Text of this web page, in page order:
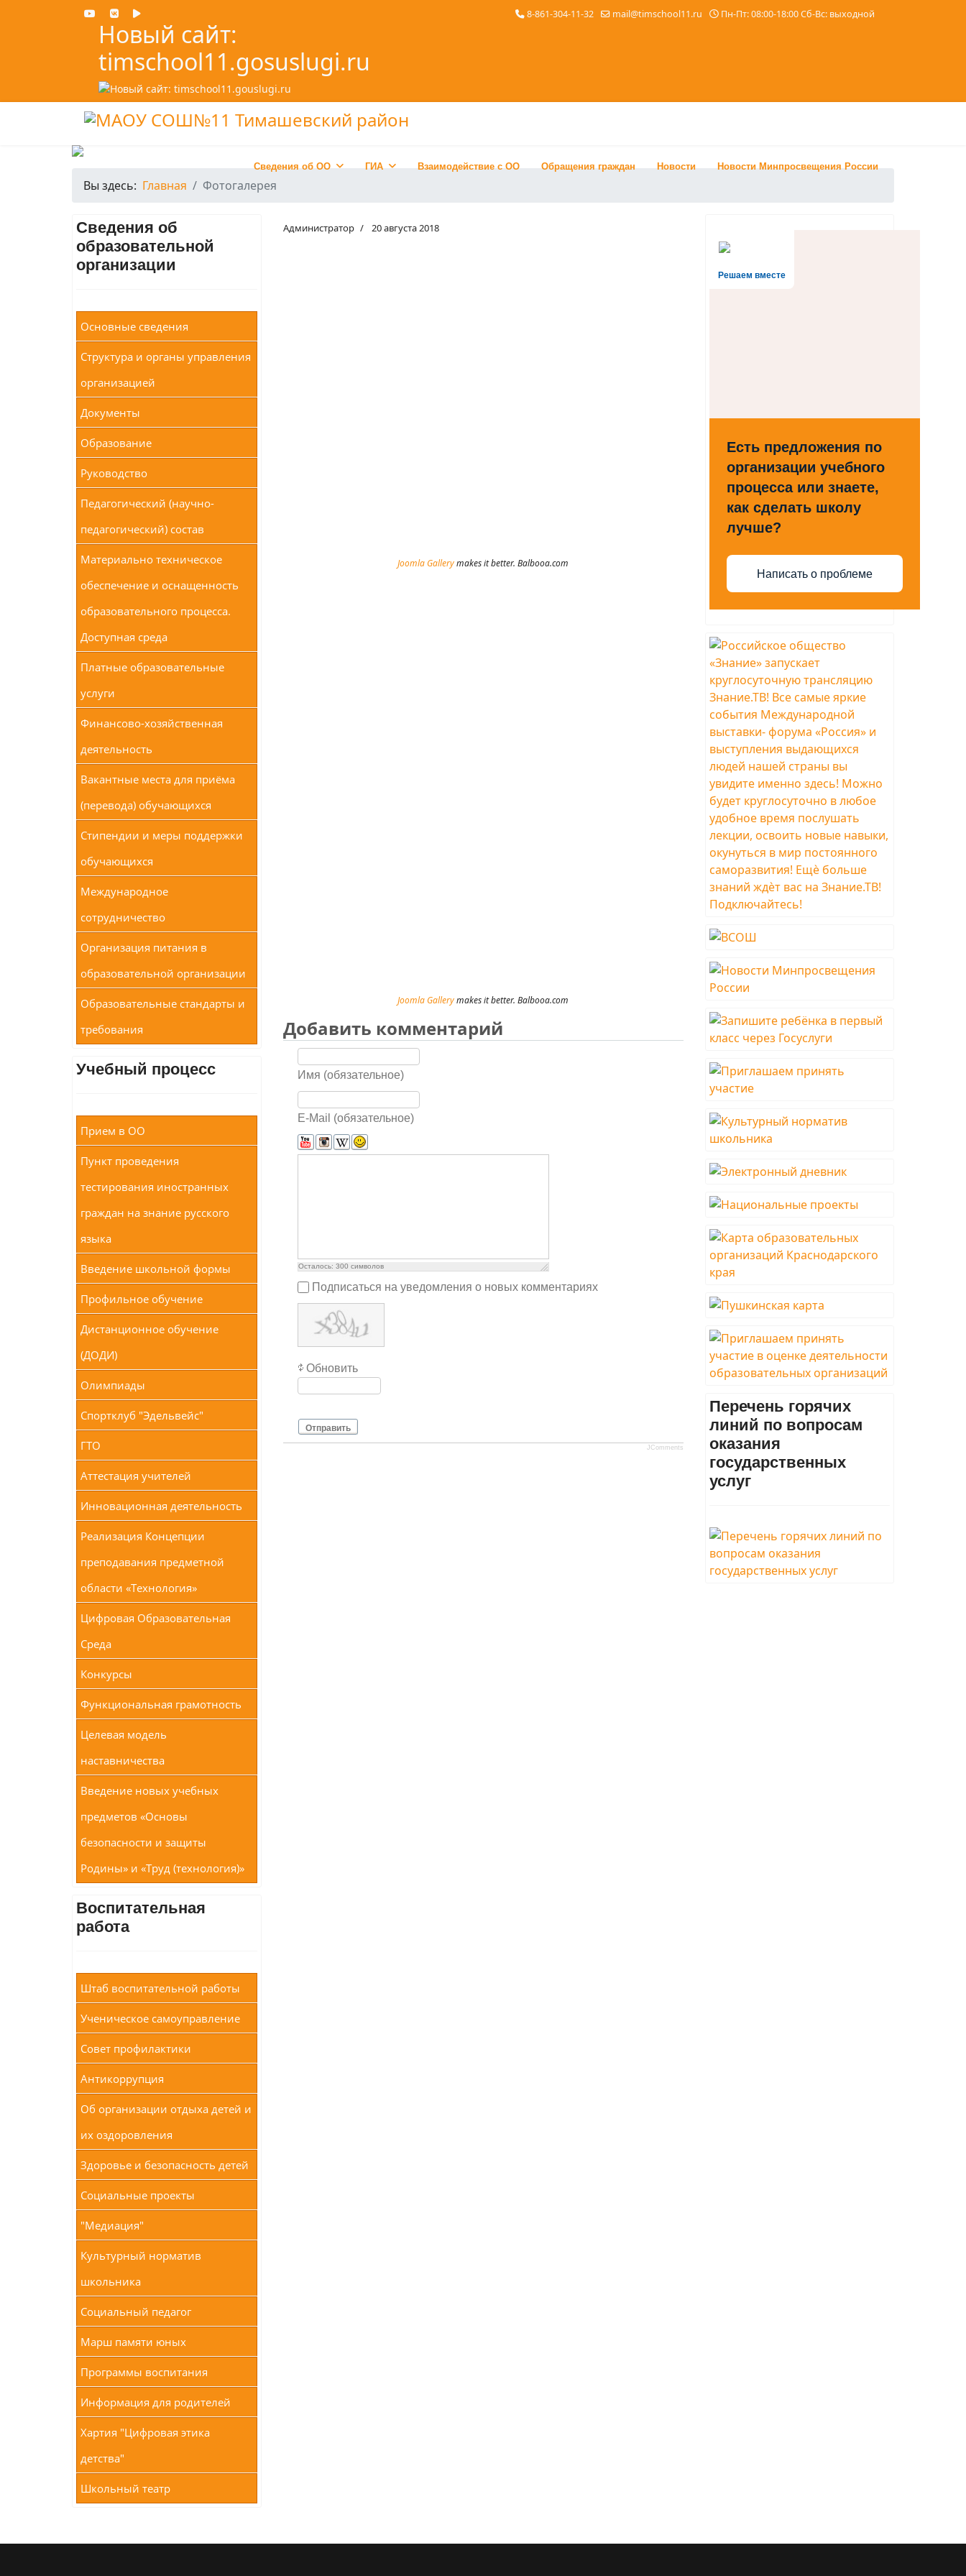
Новый сайт:
timschool11.gosuslugi.ru
8-861-304-11-32 mail@timschool11.ru Пн-Пт: 08:00-18:00 Сб-Вс: выходной
Сведения об ОО ГИА Взаимодействие с ОО Обращения граждан Новости Новости Минпросвещения России
Вы здесь: Главная Фотогалерея
Сведения об
образовательной
организации
Основные сведения
Структура и органы управления
организацией
Документы
Образование
Руководство
Педагогический (научно-
педагогический) состав
Материально техническое
обеспечение и оснащенность
образовательного процесса.
Доступная среда
Платные образовательные
услуги
Финансово-хозяйственная
деятельность
Вакантные места для приёма
(перевода) обучающихся
Стипендии и меры поддержки
обучающихся
Международное
сотрудничество
Организация питания в
образовательной организации
Образовательные стандарты и
требования
Учебный процесс
Прием в ОО
Пункт проведения
тестирования иностранных
граждан на знание русского
языка
Введение школьной формы
Профильное обучение
Дистанционное обучение
(ДОДИ)
Олимпиады
Спортклуб "Эдельвейс"
ГТО
Аттестация учителей
Инновационная деятельность
Реализация Концепции
преподавания предметной
области «Технология»
Цифровая Образовательная
Среда
Конкурсы
Функциональная грамотность
Целевая модель
наставничества
Введение новых учебных
предметов «Основы
безопасности и защиты
Родины» и «Труд (технология)»
Воспитательная
работа
Штаб воспитательной работы
Ученическое самоуправление
Совет профилактики
Антикоррупция
Об организации отдыха детей и
их оздоровления
Здоровье и безопасность детей
Социальные проекты
"Медиация"
Культурный норматив
школьника
Социальный педагог
Марш памяти юных
Программы воспитания
Информация для родителей
Хартия "Цифровая этика
детства"
Школьный театр
Администратор 20 августа 2018
Joomla Gallerymakes it better. Balbooa.com
Joomla Gallerymakes it better. Balbooa.com
Добавить комментарий
Имя (обязательное)
E-Mail (обязательное)
Осталось: 300 символов
Подписаться на уведомления о новых комментариях
Обновить
Отправить
JComments
Решаем вместе
Есть предложения по
организации учебного
процесса или знаете,
как сделать школу
лучше?
Написать о проблеме
Перечень горячих
линий по вопросам
оказания
государственных
услуг